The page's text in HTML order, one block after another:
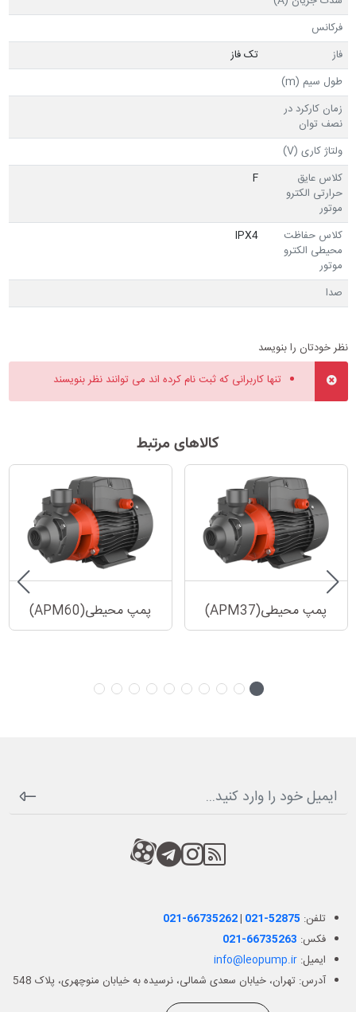
فرکانس
فاز
تک فاز
طول سیم (m)
زمان کارکرد در
نصف توان
ولتاژ کاری (V)
کلاس عایق
حرارتی الکترو
موتور
F
کلاس حفاظت
محیطی الکترو
موتور
IPX4
صدا
نظر خودتان را بنویسد
تنها کاربرانی که ثبت نام کرده اند می توانند نظر بنویسند
کالاهای مرتبط
پمپ محیطی(APM37) پمپ محیطی(APM60)
RSS
کانال آپارات
کانال تلگرام
کانال آپارات
تلفن: 021-66735262| 021-52875
فکس: 021-66735263
ایمیل:info@leopump.ir
آدرس: تهران، خیابان سعدی شمالی، نرسیده به خیابان منوچهری، پلاک 548